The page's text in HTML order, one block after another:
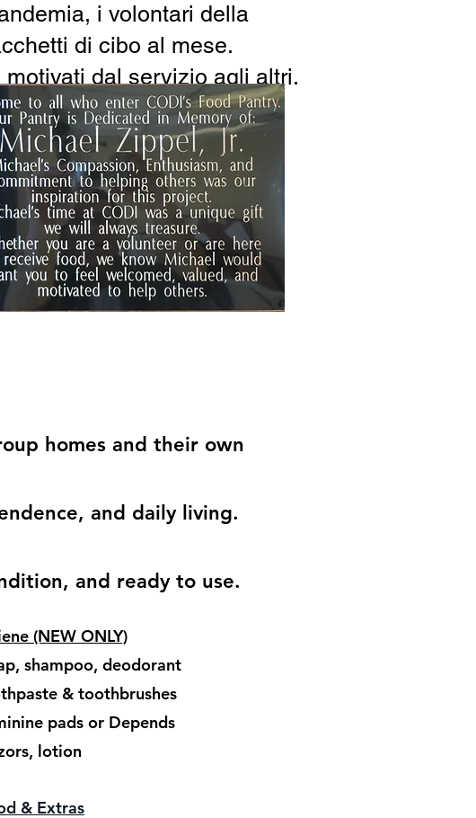
i volontari della
di cibo al mese.
dal servizio agli altri.
homes and their own
and daily living.
and ready to use.
(NEW ONLY)
deodorant
toothbrushes
or Depends
lotion
& Extras